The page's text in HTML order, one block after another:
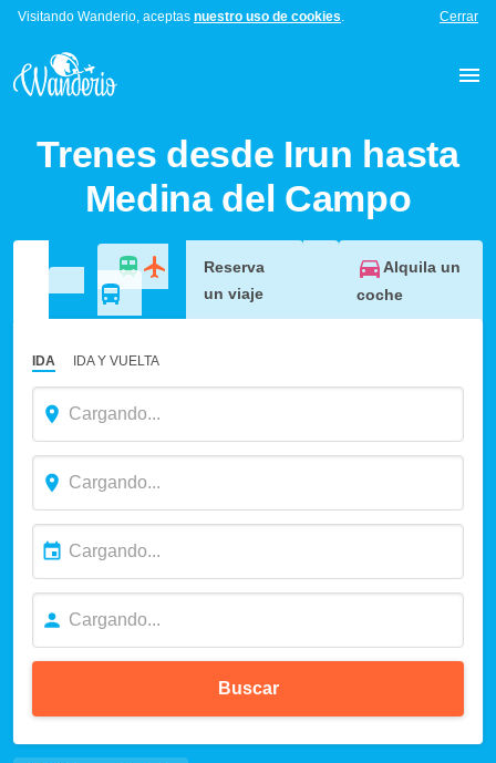
Visitando Wanderio, aceptas nuestro uso de cookies. Cerrar
Trenes desde Irun hasta
Medina del Campo
Reserva
un viaje
Alquila un
coche
IDA IDA Y VUELTA
Buscar